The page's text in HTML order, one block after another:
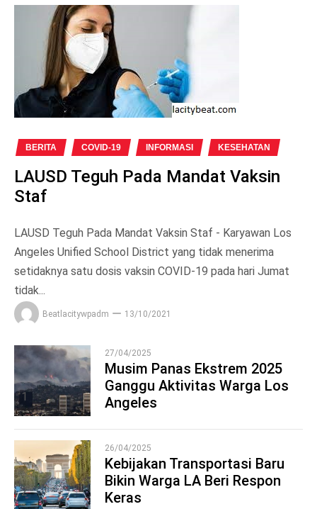
BERITA COVID-19 INFORMASI KESEHATAN
LAUSD Teguh Pada Mandat Vaksin
Staf
LAUSD Teguh Pada Mandat Vaksin Staf - Karyawan Los
Angeles Unified School District yang tidak menerima
setidaknya satu dosis vaksin COVID-19 pada hari Jumat
tidak...
Beatlacitywpadm 13/10/2021
1
27/04/2025
Musim Panas Ekstrem 2025
Ganggu Aktivitas Warga Los
Angeles
2
26/04/2025
Kebijakan Transportasi Baru
Bikin Warga LA Beri Respon
Keras